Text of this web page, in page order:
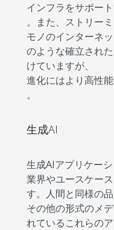
インフラをサポー
。また、ストリー
モノのインターネッ
のような確立され
けていますが、
進化にはより高性
。
生成AI
生成AIアプリケーシ
業界やユースケー
す。人間と同様の
その他の形式のメ
れているこれらの